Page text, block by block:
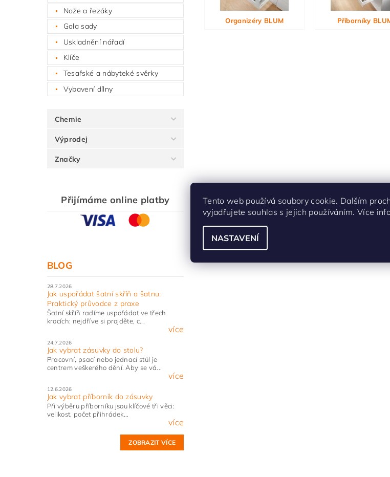
Nože a řezáky
Gola sady
Uskladnění nářadí
Klíče
Tesařské a nábyteké svěrky
Vybavení dílny
Chemie
Výprodej
Značky
Přijímáme online platby
BLOG
28.7.2026
Jak uspořádat šatní skříň a šatnu:
Praktický průvodce z praxe
Šatní skříň radíme uspořádat ve třech
krocích: nejdříve si projděte, c...
více
24.7.2026
Jak vybrat zásuvky do stolu?
Pracovní, psací nebo jednací stůl je
centrem veškerého dění. Aby se vá...
více
12.6.2026
Jak vybrat příborník do zásuvky
Při výběru příborníku jsou klíčové tři věci:
velikost, počet přihrádek...
více
ZOBRAZIT VÍCE
Organizéry BLUM Příborníky
Tento web používá soubory cookie. Dalším
vyjadřujete souhlas s jejich používáním. Více
NASTAVENÍ